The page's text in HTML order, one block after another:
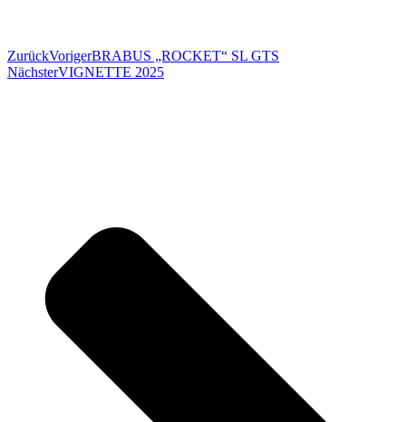
ZurückVorigerBRABUS „ROCKET“ SL GTS
NächsterVIGNETTE 2025